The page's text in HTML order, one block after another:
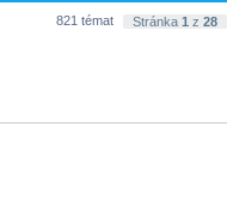
821 témat Stránka 1 z 28